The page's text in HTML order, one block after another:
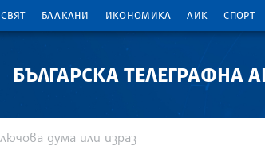
СВЯТ БАЛКАНИ ИКОНОМИКА ЛИК СПОРТ
БЪЛГАРСКА ТЕЛЕГРАФНА